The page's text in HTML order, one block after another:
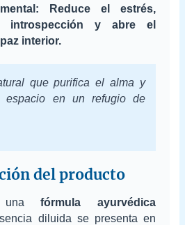
Reduce el estrés,
introspección y abre el
interior.
que purifica el alma y
espacio en un refugio de
del producto
unafórmula ayurvédica
diluida se presenta en